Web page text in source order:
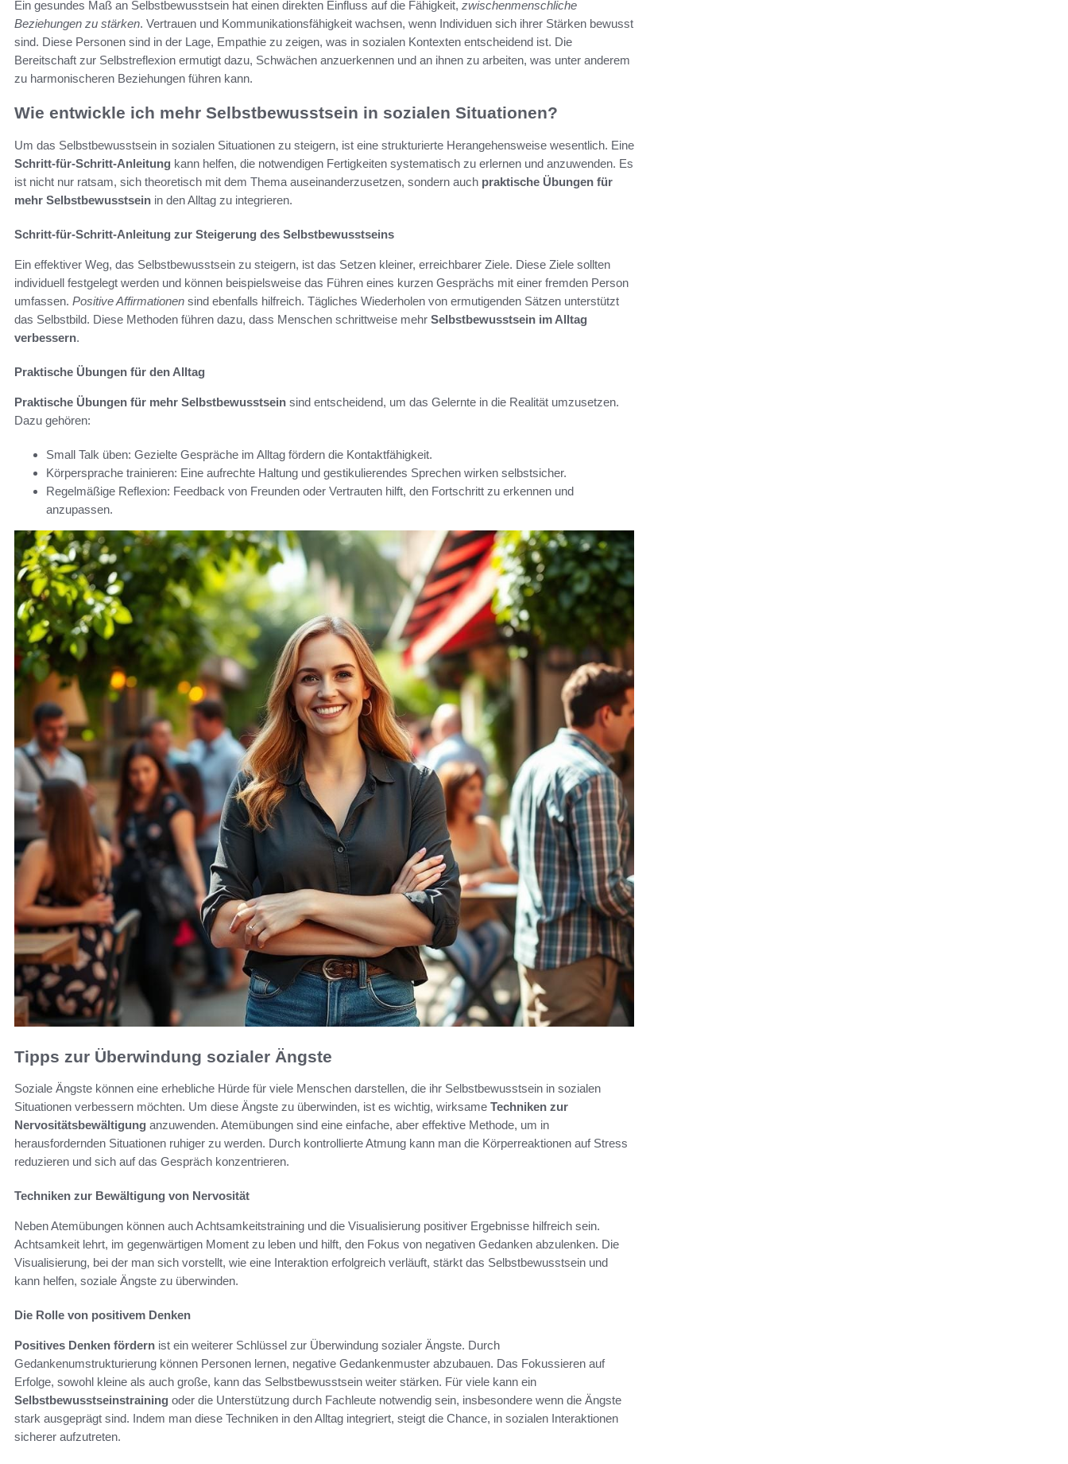
Ein gesundes Maß an Selbstbewusstsein hat einen direkten Einfluss auf die Fähigkeit, zwischenmenschliche
Beziehungen zu stärken. Vertrauen und Kommunikationsfähigkeit wachsen, wenn Individuen sich ihrer Stärken bewusst
sind. Diese Personen sind in der Lage, Empathie zu zeigen, was in sozialen Kontexten entscheidend ist. Die
Bereitschaft zur Selbstreflexion ermutigt dazu, Schwächen anzuerkennen und an ihnen zu arbeiten, was unter anderem
zu harmonischeren Beziehungen führen kann.
Wie entwickle ich mehr Selbstbewusstsein in sozialen Situationen?
Um das Selbstbewusstsein in sozialen Situationen zu steigern, ist eine strukturierte Herangehensweise wesentlich. Eine
Schritt-für-Schritt-Anleitung kann helfen, die notwendigen Fertigkeiten systematisch zu erlernen und anzuwenden. Es
ist nicht nur ratsam, sich theoretisch mit dem Thema auseinanderzusetzen, sondern auch praktische Übungen für
mehr Selbstbewusstsein in den Alltag zu integrieren.
Schritt-für-Schritt-Anleitung zur Steigerung des Selbstbewusstseins
Ein effektiver Weg, das Selbstbewusstsein zu steigern, ist das Setzen kleiner, erreichbarer Ziele. Diese Ziele sollten
individuell festgelegt werden und können beispielsweise das Führen eines kurzen Gesprächs mit einer fremden Person
umfassen. Positive Affirmationen sind ebenfalls hilfreich. Tägliches Wiederholen von ermutigenden Sätzen unterstützt
das Selbstbild. Diese Methoden führen dazu, dass Menschen schrittweise mehr Selbstbewusstsein im Alltag
verbessern.
Praktische Übungen für den Alltag
Praktische Übungen für mehr Selbstbewusstsein sind entscheidend, um das Gelernte in die Realität umzusetzen.
Dazu gehören:
Small Talk üben: Gezielte Gespräche im Alltag fördern die Kontaktfähigkeit.
Körpersprache trainieren: Eine aufrechte Haltung und gestikulierendes Sprechen wirken selbstsicher.
Regelmäßige Reflexion: Feedback von Freunden oder Vertrauten hilft, den Fortschritt zu erkennen und
anzupassen.
Tipps zur Überwindung sozialer Ängste
Soziale Ängste können eine erhebliche Hürde für viele Menschen darstellen, die ihr Selbstbewusstsein in sozialen
Situationen verbessern möchten. Um diese Ängste zu überwinden, ist es wichtig, wirksame Techniken zur
Nervositätsbewältigung anzuwenden. Atemübungen sind eine einfache, aber effektive Methode, um in
herausfordernden Situationen ruhiger zu werden. Durch kontrollierte Atmung kann man die Körperreaktionen auf Stress
reduzieren und sich auf das Gespräch konzentrieren.
Techniken zur Bewältigung von Nervosität
Neben Atemübungen können auch Achtsamkeitstraining und die Visualisierung positiver Ergebnisse hilfreich sein.
Achtsamkeit lehrt, im gegenwärtigen Moment zu leben und hilft, den Fokus von negativen Gedanken abzulenken. Die
Visualisierung, bei der man sich vorstellt, wie eine Interaktion erfolgreich verläuft, stärkt das Selbstbewusstsein und
kann helfen, soziale Ängste zu überwinden.
Die Rolle von positivem Denken
Positives Denken fördern ist ein weiterer Schlüssel zur Überwindung sozialer Ängste. Durch
Gedankenumstrukturierung können Personen lernen, negative Gedankenmuster abzubauen. Das Fokussieren auf
Erfolge, sowohl kleine als auch große, kann das Selbstbewusstsein weiter stärken. Für viele kann ein
Selbstbewusstseinstraining oder die Unterstützung durch Fachleute notwendig sein, insbesondere wenn die Ängste
stark ausgeprägt sind. Indem man diese Techniken in den Alltag integriert, steigt die Chance, in sozialen Interaktionen
sicherer aufzutreten.